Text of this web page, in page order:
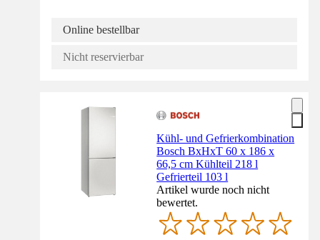
Online bestellbar
Nicht reservierbar
Kühl- und Gefrierkombination
Bosch BxHxT 60 x 186 x
66,5 cm Kühlteil 218 l
Gefrierteil 103 l
Artikel wurde noch nicht
bewertet.